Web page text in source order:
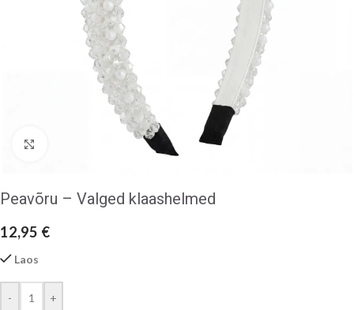
Klõpsake suurendamiseks
Peavõru – Valged klaashelmed
12,95 €
Laos
- +